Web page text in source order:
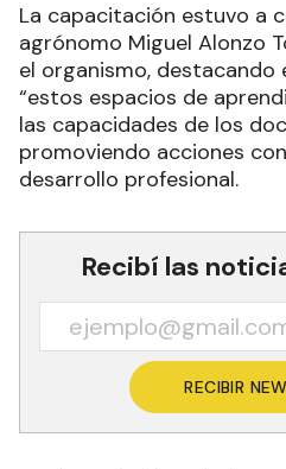
La capacitación estuvo a
agrónomo Miguel Alonzo
el organismo, destacando
“estos espacios de
las capacidades de los
promoviendo acciones
desarrollo profesional.
Recibí las
RECIBIR